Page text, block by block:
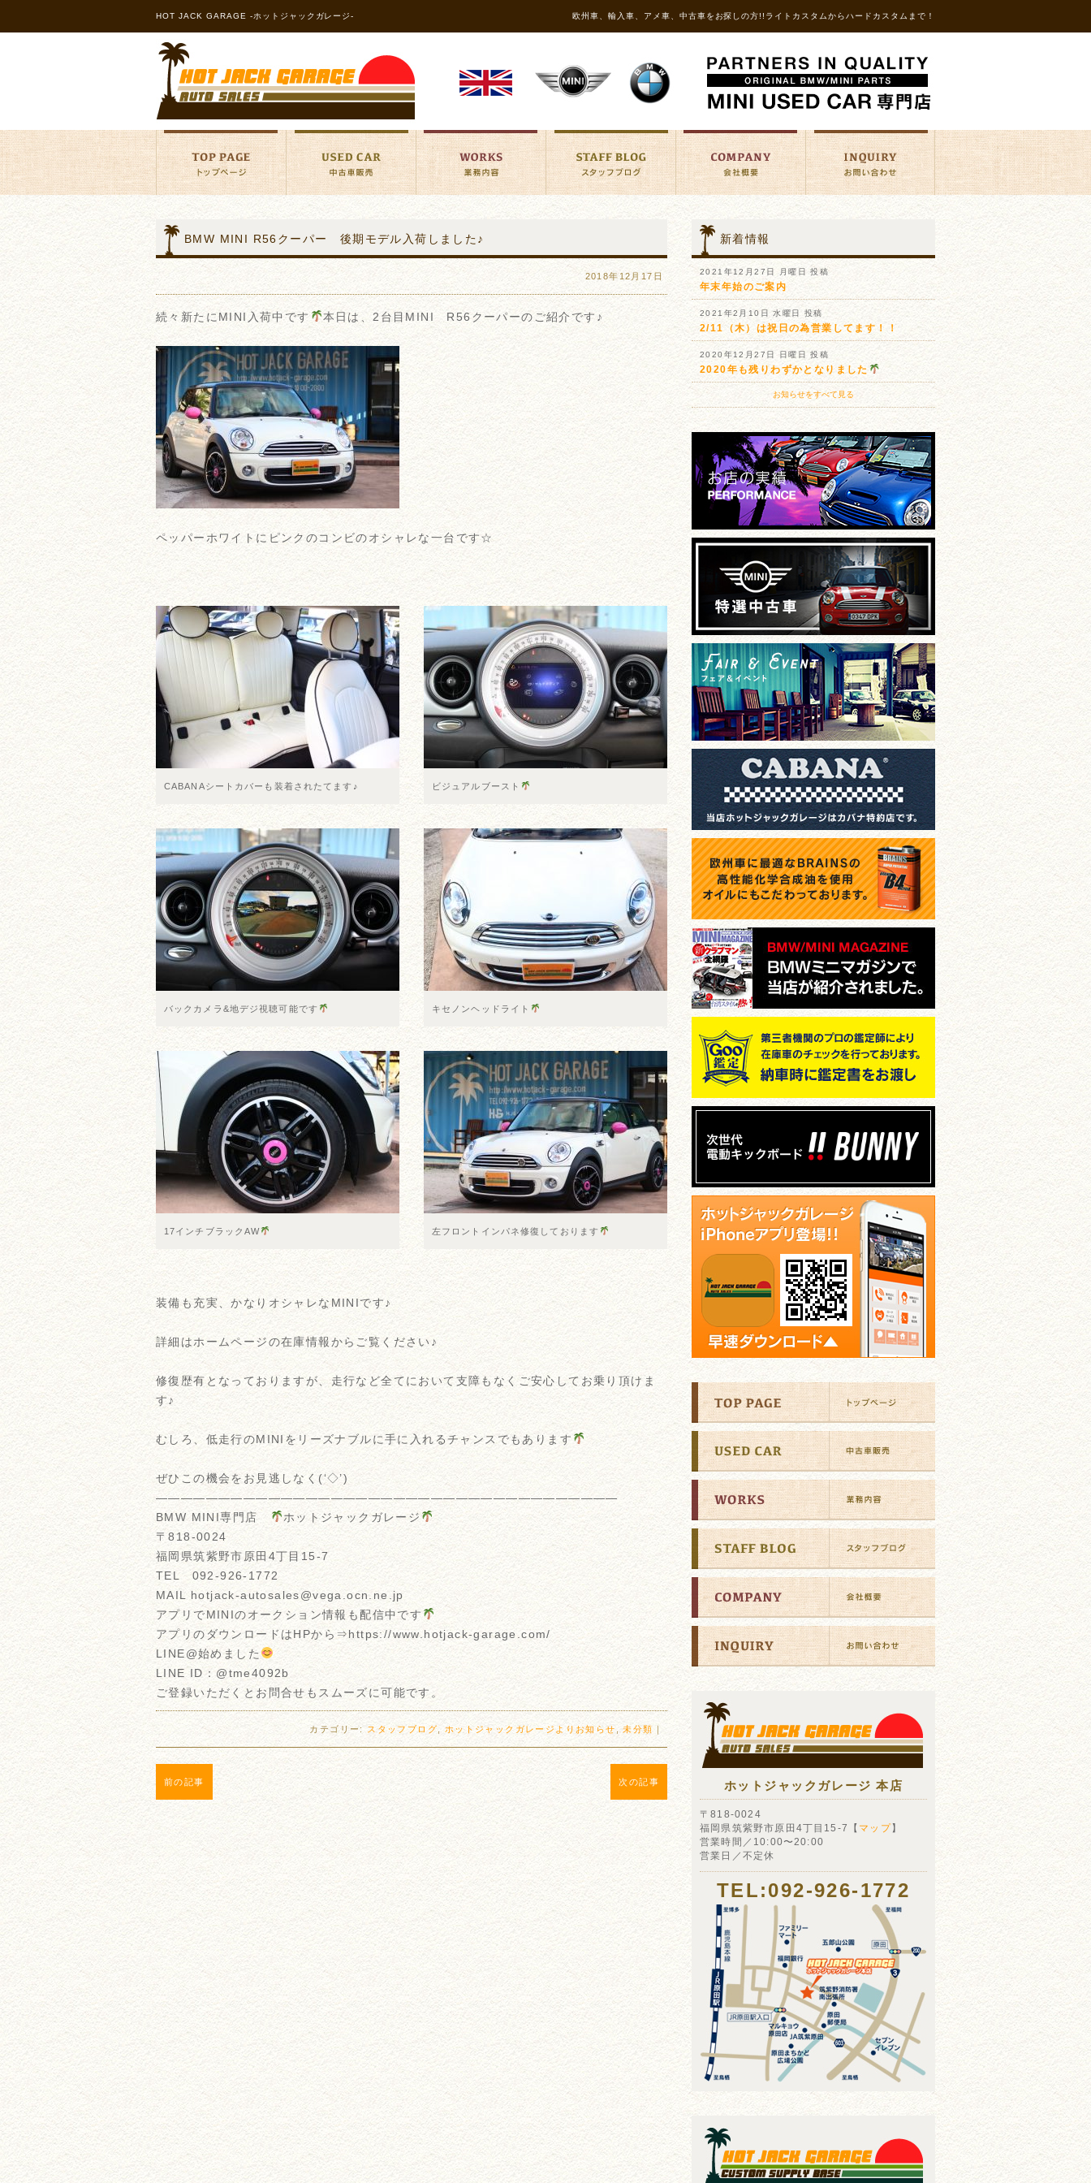
HOT JACK GARAGE -ホットジャックガレージ- 欧州車、輸入車、アメ車、中古車をお探しの方!!ライトカスタムからハードカスタムまで！
BMW MINI R56クーパー 後期モデル入荷しました♪
2018年12月17日
続々新たにMINI入荷中です 本日は、2台目MINI R56クーパーのご紹介です♪
ペッパーホワイトにピンクのコンビのオシャレな一台です☆
CABANAシートカバーも装着されたてます♪ ビジュアルブースト
バックカメラ&地デジ視聴可能です キセノンヘッドライト
17インチブラックAW 左フロントインパネ修復しております
装備も充実、かなりオシャレなMINIです♪
詳細はホームページの在庫情報からご覧ください♪
修復歴有となっておりますが、走行など全てにおいて支障もなくご安心してお乗り頂けま
す♪
むしろ、低走行のMINIをリーズナブルに手に入れるチャンスでもあります
ぜひこの機会をお見逃しなく(‘◇’)ゞ
—————————————————————————————————————
BMW MINI専門店
ホットジャックガレージ
〒818-0024
福岡県筑紫野市原田4丁目15-7
TEL 092-926-1772
MAIL hotjack-autosales@vega.ocn.ne.jp
アプリでMINIのオークション情報も配信中です
アプリのダウンロードはHPから⇒https://www.hotjack-garage.com/
LINE@始めました
LINE ID：@tme4092b
ご登録いただくとお問合せもスムーズに可能です。
カテゴリー: スタッフブログ ホットジャックガレージよりお知らせ ,未分類 ｜
前の記事 次の記事
新着情報
2021年12月27日 月曜日 投稿
年末年始のご案内
2021年2月10日 水曜日 投稿
2/11（木）は祝日の為営業してます！！
2020年12月27日 日曜日 投稿
2020年も残りわずかとなりました
お知らせをすべて見る
ホットジャックガレージ 本店
〒818-0024
福岡県筑紫野市原田4丁目15-7【 マップ】
営業時間／10:00〜20:00
営業日／不定休
TEL:092-926-1772